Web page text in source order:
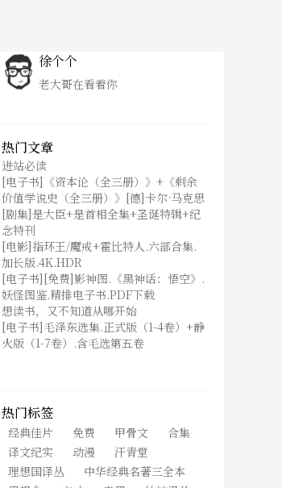
徐个个
老大哥在看着你
热门文章
进站必读
[电子书]《资本论（全三册）》+《剩余
价值学说史（全三册）》[德]卡尔·马克思
[剧集]是大臣+是首相全集+圣诞特辑+纪
念特刊
[电影]指环王/魔戒+霍比特人.六部合集.
加长版.4K.HDR
[电子书][免费]影神图.《黑神话：悟空》.
妖怪图鉴.精排电子书.PDF下载
想读书，又不知道从哪开始
[电子书]毛泽东选集.正式版（1-4卷）+静
火版（1-7卷）.含毛选第五卷
热门标签
经典佳片 免费 甲骨文
合集
译文纪实
动漫
汗青堂
理想国译丛
中华经典名著三全本